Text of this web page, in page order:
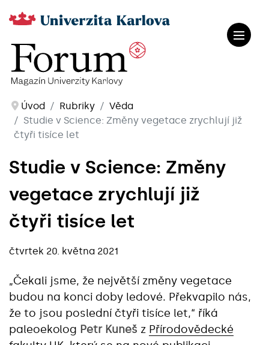
Úvod Rubriky
Věda
Studie v Science: Změny vegetace zrychlují již
čtyři tisíce let
Studie v Science: Změny
vegetace zrychlují již
čtyři tisíce let
čtvrtek 20. května 2021
„‎Čekali jsme, že největší změny vegetace
budou na konci doby ledové. Překvapilo nás,
že to jsou poslední čtyři tisíce let,“ říká
paleoekolog Petr Kuneš z Přírodovědecké